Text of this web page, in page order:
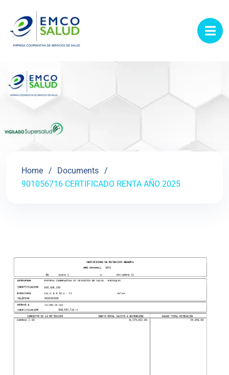
Home
Documents
901056716 CERTIFICADO RENTA AÑO 2025